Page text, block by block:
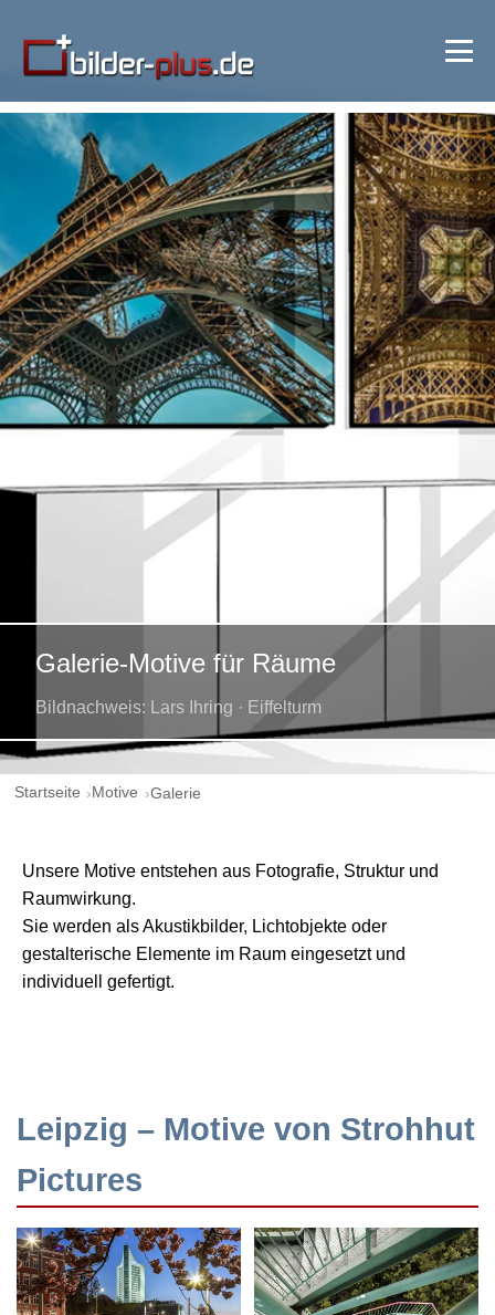
Galerie-Motive für Räume
Bildnachweis: Lars Ihring · Eiffelturm
Startseite Motive Galerie
Unsere Motive entstehen aus Fotografie, Struktur und
Raumwirkung.
Sie werden als Akustikbilder, Lichtobjekte oder
gestalterische Elemente im Raum eingesetzt und
individuell gefertigt.
Leipzig – Motive von Strohhut
Pictures